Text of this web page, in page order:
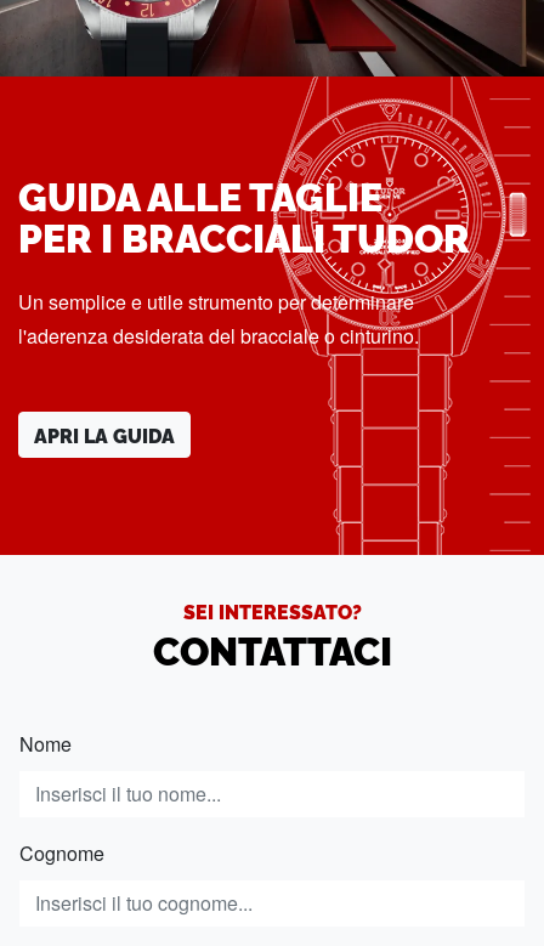
GUIDA ALLE TAGLIE
PER I BRACCIALI TUDOR
Un semplice e utile strumento per determinare
l'aderenza desiderata del bracciale o cinturino.
APRI LA GUIDA
SEI INTERESSATO?
CONTATTACI
Nome
Cognome